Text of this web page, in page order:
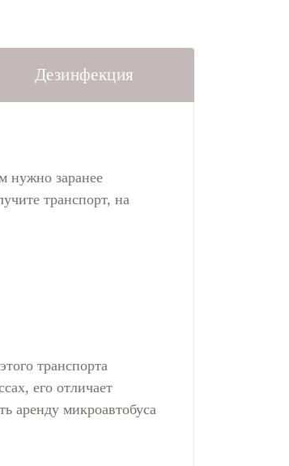
Дезинфекция
нужно заранее
транспорт, на
транспорта
его отличает
аренду микроавтобуса